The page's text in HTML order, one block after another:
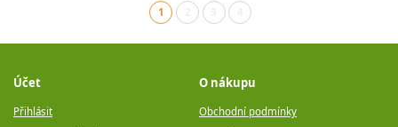
1(aktuální)
Účet
Přihlásit
O nákupu
Obchodní podmínky